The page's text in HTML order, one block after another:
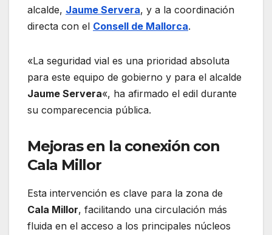
alcalde, Jaume Servera, y a la coordinación
directa con el Consell de Mallorca.
«La seguridad vial es una prioridad absoluta
para este equipo de gobierno y para el alcalde
Jaume Servera«, ha afirmado el edil durante
su comparecencia pública.
Mejoras en la conexión con
Cala Millor
Esta intervención es clave para la zona de
Cala Millor, facilitando una circulación más
fluida en el acceso a los principales núcleos